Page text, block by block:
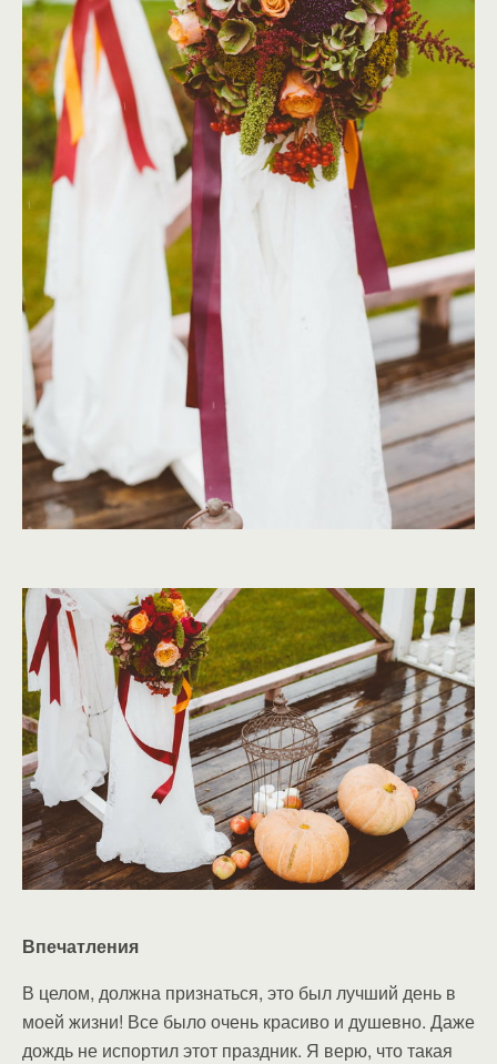
Впечатления
В целом, должна признаться, это был лучший день в
моей жизни! Все было очень красиво и душевно. Даже
дождь не испортил этот праздник. Я верю, что такая